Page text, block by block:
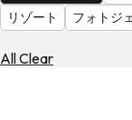
リゾート
フォトジ
All Clear